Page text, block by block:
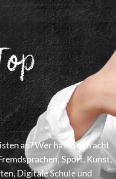
an? Wer hat in den acht
Sport, Kunst,
Digitale Schule und